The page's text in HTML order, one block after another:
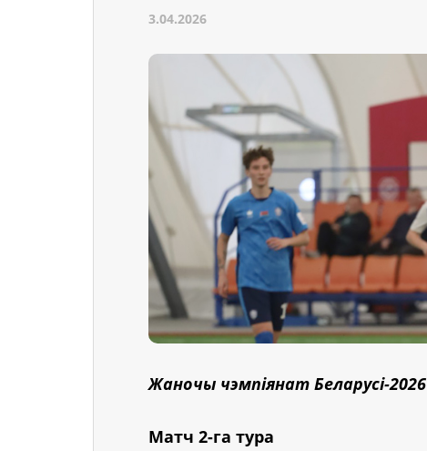
3.04.2026
Жаночы чэмпіянат Беларусі-2026
Матч 2-га тура